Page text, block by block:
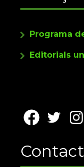
Programa
Editorials